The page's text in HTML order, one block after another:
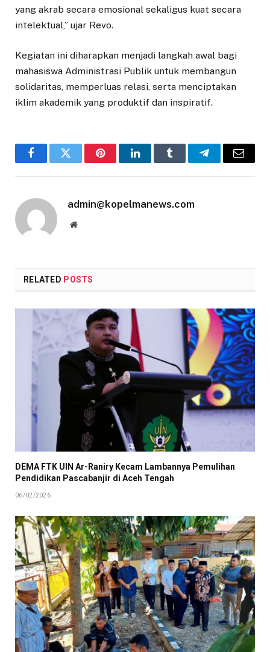
yang akrab secara emosional sekaligus kuat secara
intelektual,” ujar Revo.
Kegiatan ini diharapkan menjadi langkah awal bagi
mahasiswa Administrasi Publik untuk membangun
solidaritas, memperluas relasi, serta menciptakan
iklim akademik yang produktif dan inspiratif.
FacebookTwitter PinterestLinkedInTumblr TelegramEmail
admin@kopelmanews.com
Website
RELATED POSTS
DEMA FTK UIN Ar-Raniry Kecam Lambannya Pemulihan
Pendidikan Pascabanjir di Aceh Tengah
06/02/2026